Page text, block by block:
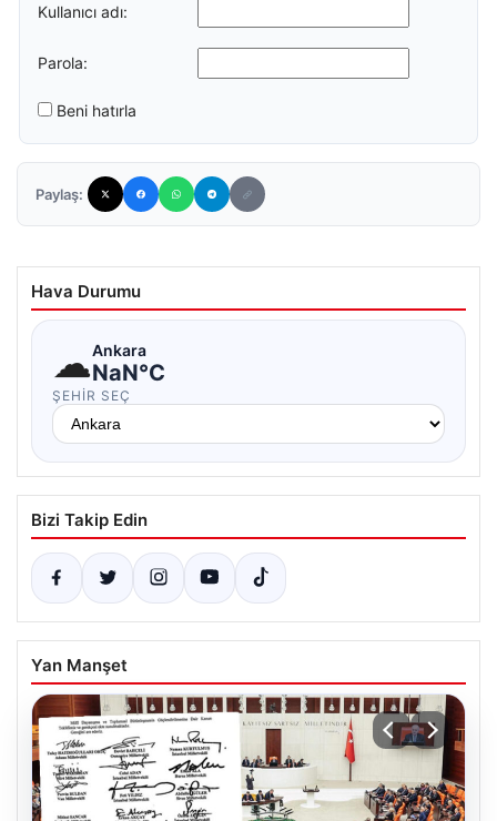
Kullanıcı adı:
Parola:
Beni hatırla
Paylaş:
Hava Durumu
☁Ankara
NaN°C
ŞEHIR SEÇ
Bizi Takip Edin
Yan Manşet